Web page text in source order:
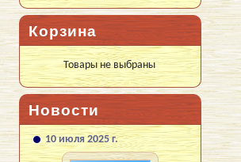
Корзина
Товары не выбраны
Новости
10 июля 2025 г.